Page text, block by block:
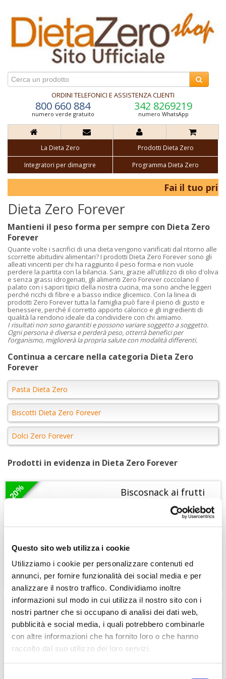
Questo sito web utilizza i cookie
Utilizziamo i cookie per personalizzare contenuti ed
annunci, per fornire funzionalità dei social media e per
analizzare il nostro traffico. Condividiamo inoltre
informazioni sul modo in cui utilizza il nostro sito con i
nostri partner che si occupano di analisi dei dati web,
pubblicità e social media, i quali potrebbero combinarle
con altre informazioni che ha fornito loro o che hanno
raccolto dal suo utilizzo dei loro servizi.
ORDINI TELEFONICI E ASSISTENZA CLIENTI
800 660 884
numero verde gratuito
342 8269219
numero WhatsApp
La Dieta Zero
Prodotti Dieta Zero
Integratori per dimagrire
Programma Dieta Zero
Fai il tuo
Dieta Zero Forever
Mantieni il peso forma per sempre con Dieta Zero
Forever
Quante volte i sacrifici di una dieta vengono vanificati dal ritorno alle
scorrette abitudini alimentari? I prodotti Dieta Zero Forever sono gli
alleati vincenti per chi ha raggiunto il peso forma e non vuole
perdere la partita con la bilancia. Sani, grazie all'utilizzo di olio d'oliva
e senza grassi idrogenati, gli alimenti Zero Forever coccolano il
palato con i sapori tipici della nostra cucina, ma sono anche leggeri
perché ricchi di fibre e a basso indice glicemico. Con la linea di
prodotti Zero Forever tutta la famiglia può fare il pieno di gusto e
benessere, perché il corretto apporto calorico e gli ingredienti di
qualità la rendono ideale da condividere con chi amiamo.
I risultati non sono garantiti e possono variare soggetto a soggetto.
Ogni persona è diversa e perderà peso, otterrà benefici per
l’organismo, migliorerà la propria salute con modalità differenti.
Continua a cercare nella categoria Dieta Zero
Forever
Pasta Dieta Zero
Biscotti Dieta Zero Forever
Dolci Zero Forever
Prodotti in evidenza in Dieta Zero Forever
20%
Biscosnack ai frutti
rossi Dieta Zero
possibile inserire nello schema della Dieta...
3,19 € 2,55 €
20%
Dieta Zero Fusilli - 150
gr